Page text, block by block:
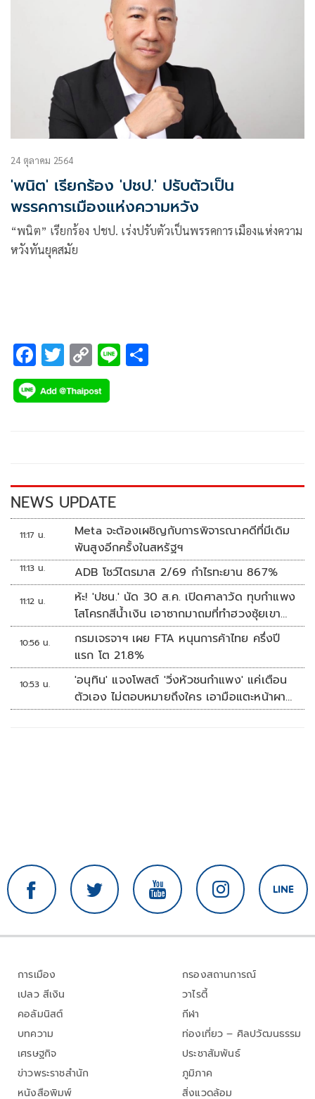
24 ตุลาคม 2564
'พนิต' เรียกร้อง 'ปชป.' ปรับตัวเป็น
พรรคการเมืองแห่งความหวัง
“พนิต” เรียกร้อง ปชป. เร่งปรับตัวเป็นพรรคการเมืองแห่งความ
หวังทันยุคสมัย
F
ac
e
k
T
wi
tt
C
o
p
k
Li
NEWS UPDATE
11:17 น.
Meta จะต้องเผชิญกับการพิจารณาคดีที่มีเดิม
พันสูงอีกครั้งในสหรัฐฯ
11:13 น. ADB โชว์ไตรมาส 2/69 กำไรทะยาน 867%
11:12 น.
ห้ะ! 'ปชน.' นัด 30 ส.ค. เปิดศาลาวัด ทุบกำแพง
โสโครกสีน้ำเงิน เอาซากมาถมที่ทำฮวงซุ้ยเขา
กระโดง
10:56 น.
กรมเจรจาฯ เผย FTA หนุนการค้าไทย ครึ่งปี
แรก โต 21.8%
10:53 น.
'อนุทิน' แจงโพสต์ 'วิ่งหัวชนกำแพง' แค่เตือน
ตัวเอง ไม่ตอบหมายถึงใคร เอามือแตะหน้าผา
กบอก 'หัวโน'
การเมือง
เปลว สีเงิน
คอลัมนิสต์
บทความ
เศรษฐกิจ
ข่าวพระราชสำนัก
หนังสือพิมพ์
กรองสถานการณ์
วาไรตี้
กีฬา
ท่องเที่ยว – ศิลปวัฒนธรรม
ประชาสัมพันธ์
ภูมิภาค
สิ่งแวดล้อม